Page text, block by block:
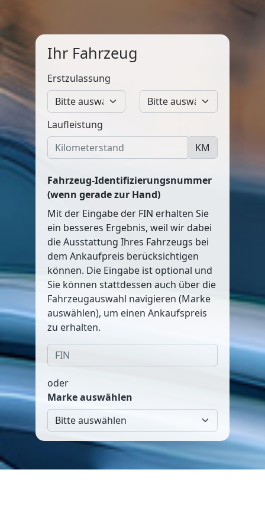
Ihr Fahrzeug
Erstzulassung
Laufleistung
KM
Fahrzeug-Identifizierungsnummer
(wenn gerade zur Hand)
Mit der Eingabe der FIN erhalten Sie
ein besseres Ergebnis, weil wir dabei
die Ausstattung Ihres Fahrzeugs bei
dem Ankaufpreis berücksichtigen
können. Die Eingabe ist optional und
Sie können stattdessen auch über die
Fahrzeugauswahl navigieren (Marke
auswählen), um einen Ankaufspreis
zu erhalten.
oder
Marke auswählen